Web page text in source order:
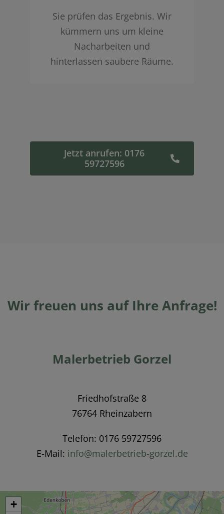
Sie prüfen das Ergebnis. Wir
kümmern uns um kleine
Nacharbeiten und
hinterlassen saubere Räume.
Jetzt anrufen: 0176
59727596
Wir freuen uns auf Ihre Anfrage!
Malerbetrieb Gorzel
Friedhofstraße 8
76764 Rheinzabern
Telefon: 0176 59727596
E-Mail: info@malerbetrieb-gorzel.de
+